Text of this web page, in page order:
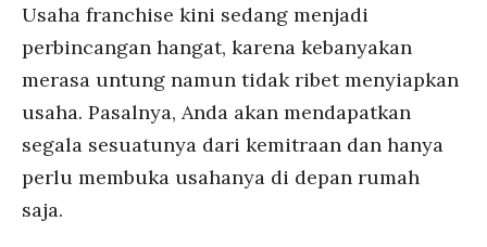
Usaha franchise kini sedang menjadi
perbincangan hangat, karena kebanyakan
merasa untung namun tidak ribet menyiapkan
usaha. Pasalnya, Anda akan mendapatkan
segala sesuatunya dari kemitraan dan hanya
perlu membuka usahanya di depan rumah
saja.